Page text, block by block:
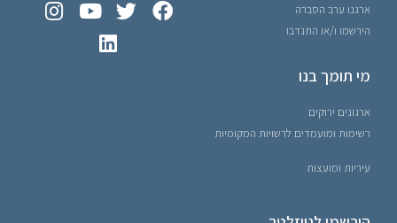
ארגנו ערב הסברה
הירשמו ו/או התנדבו
מי תומך בנו
ארגונים ירוקים
רשימות ומועמדים לרשויות המקומיות
עיריות ומועצות